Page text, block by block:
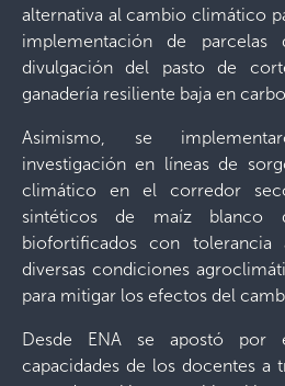
alternativa al cambio climático
implementación de parcelas
divulgación del pasto de
ganadería resiliente baja en
Asimismo, se
investigación en líneas de
climático en el corredor
sintéticos de maíz
biofortificados con tolerancia
diversas condiciones
para mitigar los efectos del
Desde ENA se apostó por
capacidades de los docentes a